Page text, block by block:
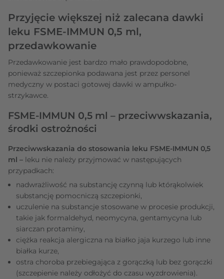
Przyjęcie większej niż zalecana dawki
leku FSME-IMMUN 0,5 ml,
przedawkowanie
Przedawkowanie jest bardzo mało prawdopodobne,
ponieważ szczepionka podawana jest przez personel
medyczny w postaci gotowej dawki w ampułko-
strzykawce.
FSME-IMMUN 0,5 ml – przeciwwskazania,
środki ostrożności
Przeciwwskazania do stosowania leku FSME-IMMUN 0,5
ml – leku nie należy przyjmować w następujących
przypadkach:
nadwrażliwość na substancję czynną lub którąkolwiek
substancję pomocniczą szczepionki,
uczulenie na substancje stosowane w procesie produkcji,
takie jak formaldehyd, neomycyna, gentamycyna lub
siarczan protaminy,
ciężka reakcja alergiczna na białko jaja kurzego lub inne
białka kurze,
ostra choroba przebiegająca z gorączką lub bez gorączki
(szczepienie należy odłożyć do czasu wyzdrowienia).